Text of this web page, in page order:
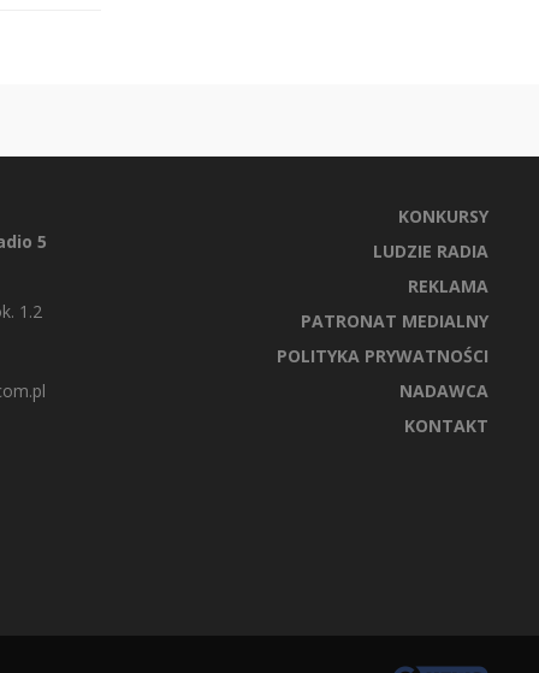
5
1.2
KONKURSY
LUDZIE RADIA
REKLAMA
PATRONAT MEDIALNY
POLITYKA PRYWATNOŚCI
NADAWCA
KONTAKT